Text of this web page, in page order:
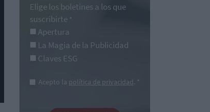
Elige los boletines a los que
suscribirte *
Apertura
La Magia de la Publicidad
Claves ESG
Acepto la política de privacidad. *